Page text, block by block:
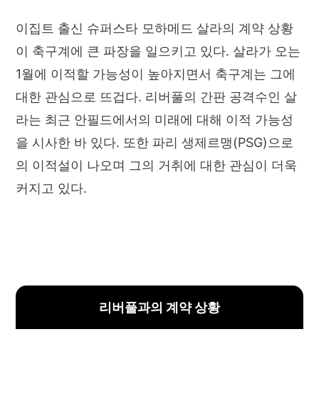
이집트 출신 슈퍼스타 모하메드 살라의 계약 상황
이 축구계에 큰 파장을 일으키고 있다. 살라가 오는
1월에 이적할 가능성이 높아지면서 축구계는 그에
대한 관심으로 뜨겁다. 리버풀의 간판 공격수인 살
라는 최근 안필드에서의 미래에 대해 이적 가능성
을 시사한 바 있다. 또한 파리 생제르맹(PSG)으로
의 이적설이 나오며 그의 거취에 대한 관심이 더욱
커지고 있다.
리버풀과의 계약 상황